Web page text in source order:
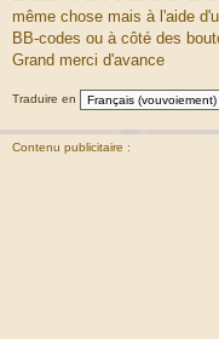
même chose mais à l'aide
BB-codes ou à côté des
Grand merci d'avance
Traduire en
Contenu publicitaire :